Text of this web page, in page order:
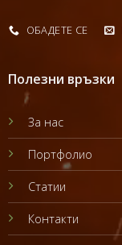
ОБАДЕТЕ СЕ
Полезни връзки
За нас
Портфолио
Статии
Контакти